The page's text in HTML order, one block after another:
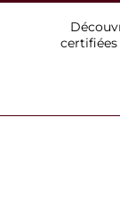
certifiées